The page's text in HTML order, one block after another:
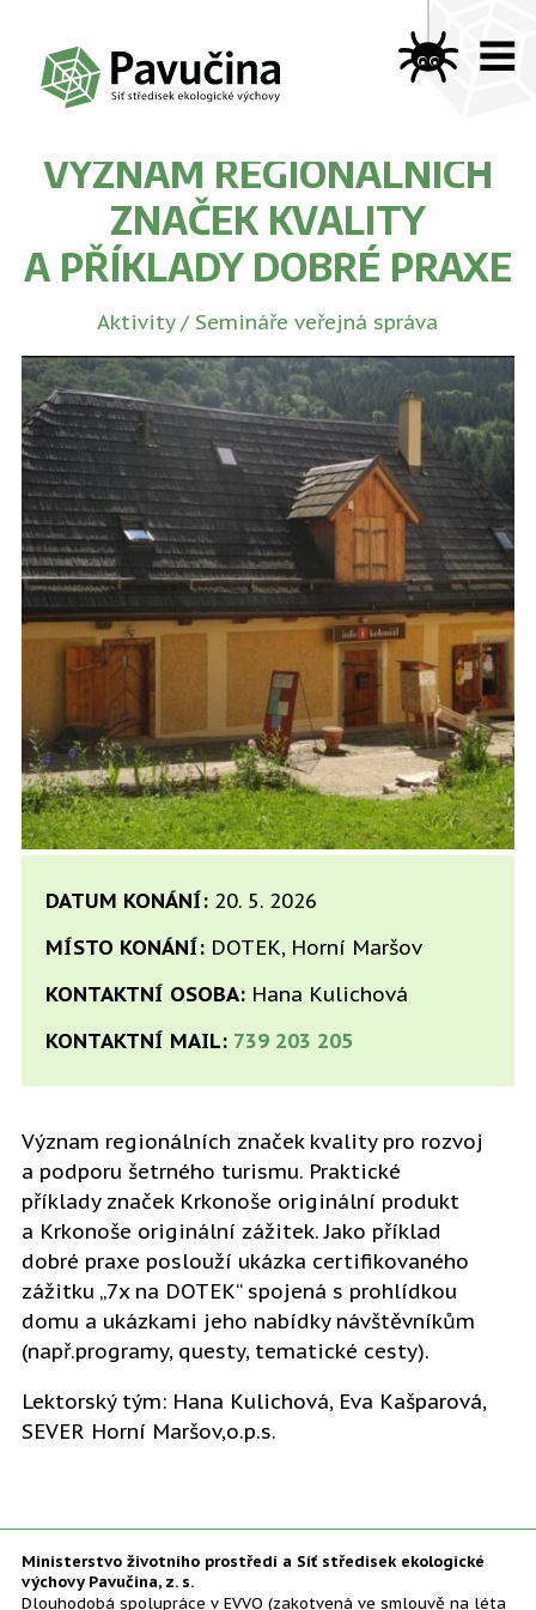
VÝZNAM REGIONÁLNÍCH
ZNAČEK KVALITY
A PŘÍKLADY DOBRÉ PRAXE
Aktivity/ Semináře veřejná správa
DATUM KONÁNÍ:20. 5. 2026
MÍSTO KONÁNÍ:DOTEK, Horní Maršov
KONTAKTNÍ OSOBA:Hana Kulichová
KONTAKTNÍ MAIL: 739 203 205
Význam regionálních značek kvality pro rozvoj
a podporu šetrného turismu. Praktické
příklady značek Krkonoše originální produkt
a Krkonoše originální zážitek. Jako příklad
dobré praxe poslouží ukázka certifikovaného
zážitku „7x na DOTEK“ spojená s prohlídkou
domu a ukázkami jeho nabídky návštěvníkům
(např.programy, questy, tematické cesty).
Lektorský tým: Hana Kulichová, Eva Kašparová,
SEVER Horní Maršov,o.p.s.
Ministerstvo životního prostředí a Síť středisek ekologické
výchovy Pavučina, z. s.
Dlouhodobá spolupráce v EVVO (zakotvená ve smlouvě na léta